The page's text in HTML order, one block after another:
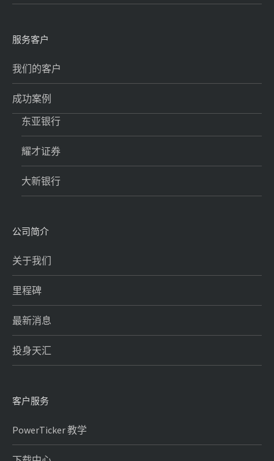
服务客户
我们的客户
成功案例
东亚银行
耀才证券
大新银行
公司简介
关于我们
里程碑
最新消息
投身天汇
客户服务
PowerTicker 教学